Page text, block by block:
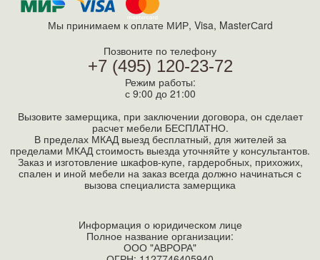
Мы принимаем к оплате МИР, Visa, MasterСard
Позвоните по телефону
+7 (495) 120-23-72
Режим работы:
с 9:00 до 21:00
Вызовите замерщика, при заключении договора, он сделает
расчет мебели БЕСПЛАТНО.
В пределах МКАД выезд бесплатный, для жителей за
пределами МКАД стоимость выезда уточняйте у консультантов.
Заказ и изготовление шкафов-купе, гардеробных, прихожих,
спален и иной мебели на заказ всегда должно начинаться с
вызова специалиста замерщика
Информация о юридическом лице
Полное название организации:
ООО "АВРОРА"